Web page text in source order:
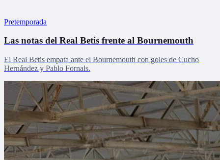
Pretemporada
Las notas del Real Betis frente al Bournemouth
El Real Betis empata ante el Bournemouth con goles de Cucho
Hernández y Pablo Fornals.